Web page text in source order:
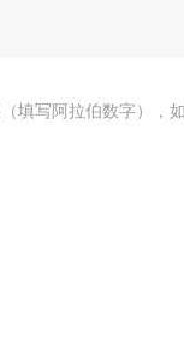
填写阿拉伯数字），